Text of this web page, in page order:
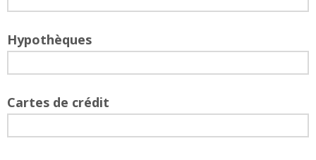
Hypothèques
Cartes de crédit